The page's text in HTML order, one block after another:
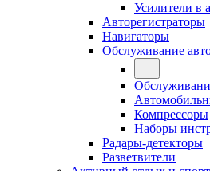
Усилители в
Авторегистраторы
Навигаторы
Обслуживание
Компрессоры
Наборы
Радары-детекторы
Разветвители